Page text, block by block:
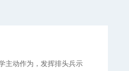
主动作为，发挥排头兵示